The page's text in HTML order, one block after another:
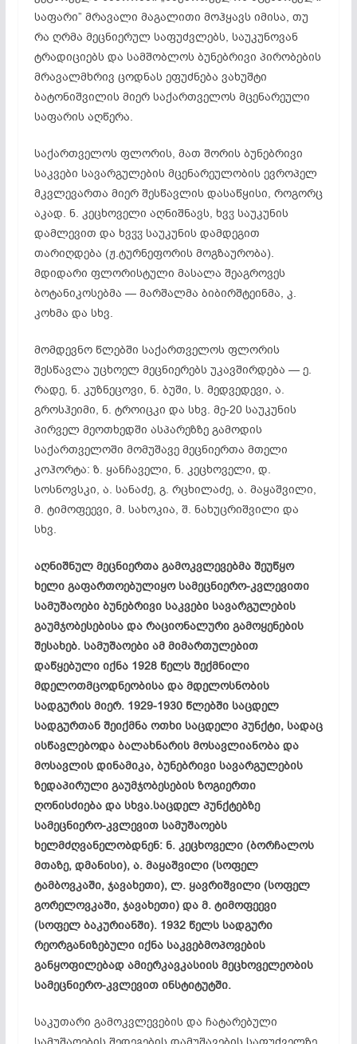
საფარი” მრავალი მაგალითი მოჰყავს იმისა, თუ
რა ღრმა მეცნიერულ საფუძვლებს, საუკუნოვან
ტრადიციებს და სამშობლოს ბუნებრივი პირობების
მრავალმხრივ ცოდნას ეფუძნება ვახუშტი
ბატონიშვილის მიერ საქართველოს მცენარეული
საფარის აღწერა.
საქართველოს ფლორის, მათ შორის ბუნებრივი
საკვები სავარგულების მცენარეულობის ევროპელ
მკვლევართა მიერ შესწავლის დასაწყისი, როგორც
აკად. ნ. კეცხოველი აღნიშნავს, ხვჳ საუკუნის
დამლევით და ხვჳჳ საუკუნის დამდეგით
თარიღდება (ჟ.ტურნეფორის მოგზაურობა).
მდიდარი ფლორისტული მასალა შეაგროვეს
ბოტანიკოსებმა — მარშალმა ბიბირშტეინმა, კ.
კოხმა და სხვ.
მომდევნო წლებში საქართველოს ფლორის
შესწავლა უცხოელ მეცნიერებს უკავშირდება — ე.
რადე, ნ. კუზნეცოვი, ნ. ბუში, ს. მედვედევი, ა.
გროსჰეიმი, ნ. ტროიცკი და სხვ. მე-20 საუკუნის
პირველ მეოთხედში ასპარეზზე გამოდის
საქართველოში მომუშავე მეცნიერთა მთელი
კოჰორტა: ზ. ყანჩაველი, ნ. კეცხოველი, დ.
სოსნოვსკი, ა. სანაძე, გ. რცხილაძე, ა. მაყაშვილი,
მ. ტიმოფეევი, მ. სახოკია, შ. ნახუცრიშვილი და
სხვ.
აღნიშნულ მეცნიერთა გამოკვლევებმა შეუწყო
ხელი გაფართოებულიყო სამეცნიერო-კვლევითი
სამუშაოები ბუნებრივი საკვები სავარგულების
გაუმჯობესებისა და რაციონალური გამოყენების
შესახებ. სამუშაოები ამ მიმართულებით
დაწყებული იქნა 1928 წელს შექმნილი
მდელოთმცოდნეობისა და მდელოსნობის
სადგურის მიერ. 1929-1930 წლებში საცდელ
სადგურთან შეიქმნა ოთხი საცდელი პუნქტი, სადაც
ისწავლებოდა ბალახნარის მოსავლიანობა და
მოსავლის დინამიკა, ბუნებრივი სავარგულების
ზედაპირული გაუმჯობესების ზოგიერთი
ღონისძიება და სხვა.საცდელ პუნქტებზე
სამეცნიერო-კვლევით სამუშაოებს
ხელმძღვანელობდნენ: ნ. კეცხოველი (ბორჩალოს
მთაზე, დმანისი), ა. მაყაშვილი (სოფელ
ტამბოვკაში, ჯავახეთი), ლ. ყავრიშვილი (სოფელ
გორელოვკაში, ჯავახეთი) და მ. ტიმოფეევი
(სოფელ ბაკურიანში). 1932 წელს სადგური
რეორგანიზებული იქნა საკვებმოპოვების
განყოფილებად ამიერკავკასიის მეცხოველეობის
სამეცნიერო-კვლევით ინსტიტუტში.
საკუთარი გამოკვლევების და ჩატარებული